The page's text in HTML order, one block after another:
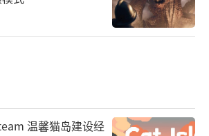
温馨猫岛建设经